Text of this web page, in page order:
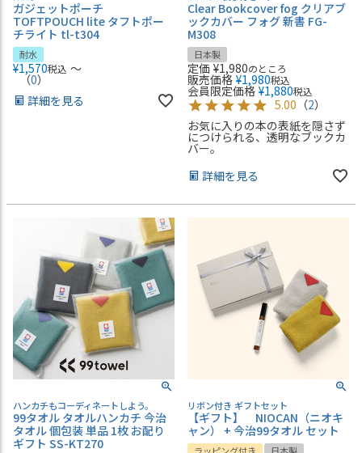
ガジェットポーチ
TOFTPOUCH lite タフトポー
チライト tl-t304
耐水
¥1,570税込 〜
（0）
詳細を見る
Clear Bookcover fog クリアブ
ックカバー フォグ 新書 FG-
M308
日本製
定価 ¥1,980のところ
販売価格 ¥1,980税込
会員限定価格 ¥1,880税込
5.00 （2）
お気に入りの本の表紙を隠さず
につけられる、透明なブックカ
バー。
詳細を見る
ハンカチもコーディネートしよう。
99タオル タオルハンカチ 今治
タオル 個包装 単品 1枚 お配り
ギフト SS-KT270
リボン付き ギフトセット
【ギフト】 NIOCAN（ニオキ
ャン） + 今治99タオル セット